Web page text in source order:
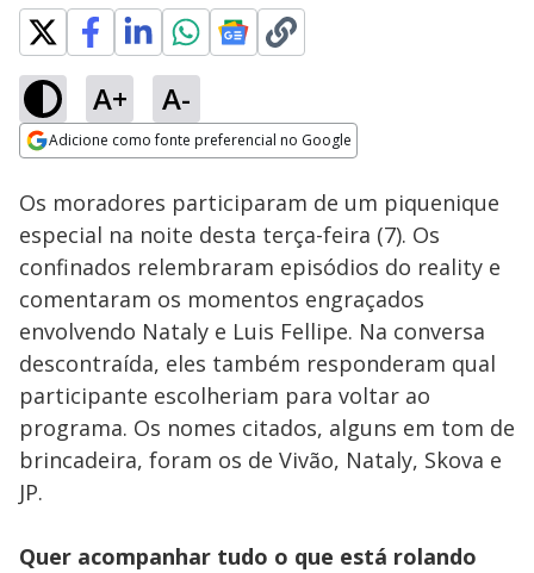
A+ A-
Adicione como fonte preferencial no Google
íntegra da live com
Sheila | Casa do
Patrão
Ativar
Loaded:
10.86%
Os moradores participaram de um piquenique
especial na noite desta terça-feira (7). Os
confinados relembraram episódios do reality e
comentaram os momentos engraçados
envolvendo Nataly e Luis Fellipe. Na conversa
descontraída, eles também responderam qual
participante escolheriam para voltar ao
programa. Os nomes citados, alguns em tom de
brincadeira, foram os de Vivão, Nataly, Skova e
JP.
Quer acompanhar tudo o que está rolando